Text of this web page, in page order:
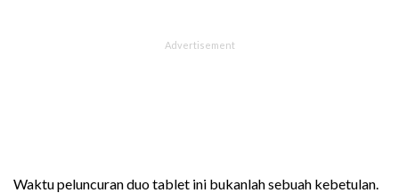
Waktu peluncuran duo tablet ini bukanlah sebuah kebetulan.